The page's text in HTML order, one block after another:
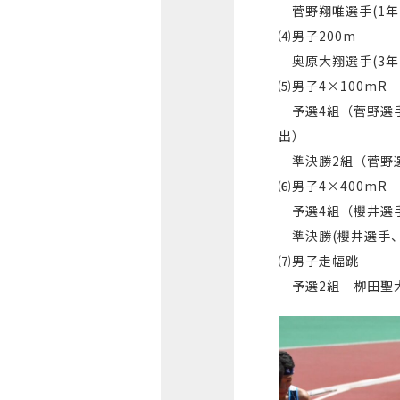
菅野翔唯選手(1
⑷男子200m
奥原大翔選手(3
⑸男子4×100mR
予選4組（菅野選
出）
準決勝2組（菅野
⑹男子4×400mR
予選4組（櫻井選
準決勝(櫻井選手
⑺男子走幅跳
予選2組 栁田聖